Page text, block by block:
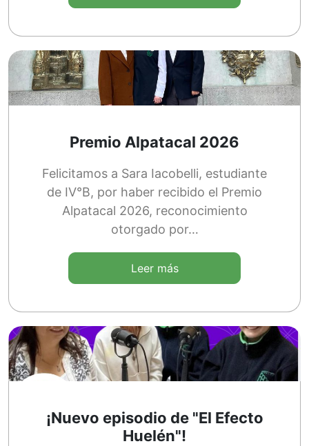
Premio Alpatacal 2026
Felicitamos a Sara Iacobelli, estudiante
de IV°B, por haber recibido el Premio
Alpatacal 2026, reconocimiento
otorgado por…
Leer más
¡Nuevo episodio de "El Efecto
Huelén"!